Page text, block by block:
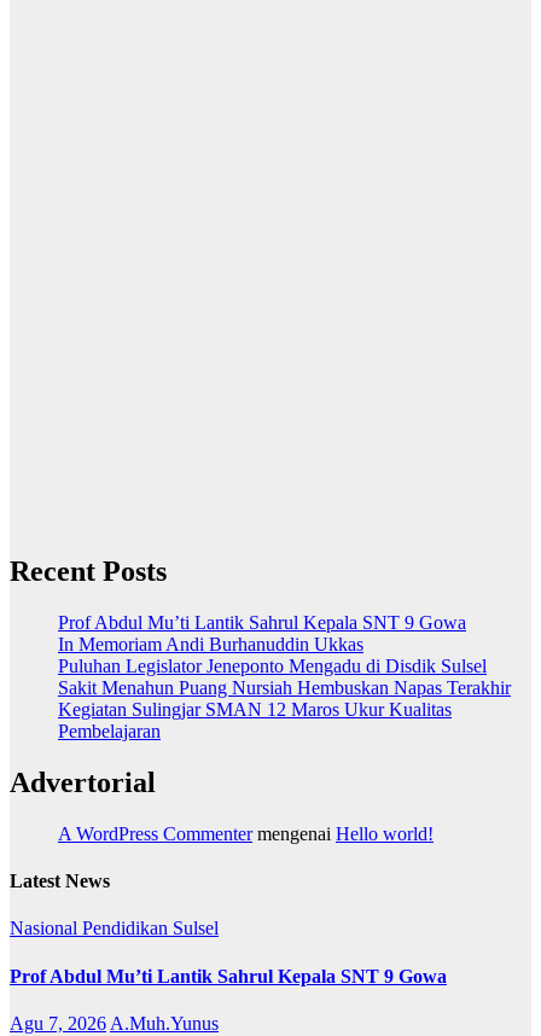
Recent Posts
Prof Abdul Mu’ti Lantik Sahrul Kepala SNT 9 Gowa
In Memoriam Andi Burhanuddin Ukkas
Puluhan Legislator Jeneponto Mengadu di Disdik Sulsel
Sakit Menahun Puang Nursiah Hembuskan Napas Terakhir
Kegiatan Sulingjar SMAN 12 Maros Ukur Kualitas
Pembelajaran
Advertorial
A WordPress Commentermengenai Hello world!
Latest News
Nasional Pendidikan Sulsel
Prof Abdul Mu’ti Lantik Sahrul Kepala SNT 9 Gowa
Agu 7, 2026 A.Muh.Yunus